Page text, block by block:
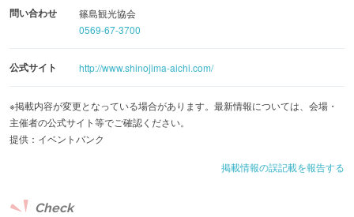
問い合わせ
篠島観光協会
0569-67-3700
公式サイト http://www.shinojima-aichi.com/
※掲載内容が変更となっている場合があります。最新情報については、会場・
主催者の公式サイト等でご確認ください。
提供：イベントバンク
掲載情報の誤記載を報告する
Check